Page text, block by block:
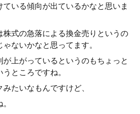
いる傾向が出ているかなと思いま
株式の急落による換金売りというの
ないかなと思ってます。
が上がっているというのもちょっと
ところですね。
たいなもんですけど、